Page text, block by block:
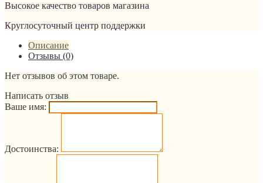
Высокое качество товаров магазина
Круглосуточный центр поддержки
Описание
Отзывы (0)
Нет отзывов об этом товаре.
Написать отзыв
Ваше имя:
Достоинства: